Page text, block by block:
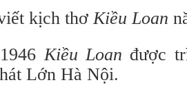
kịch thơKiều Loan
Kiều Loan được
Lớn Hà Nội.